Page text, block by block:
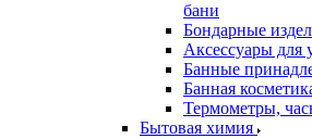
бани
Бондарные
Аксеcсуары для
Банные
Банная
Термометры,
Бытовая химия